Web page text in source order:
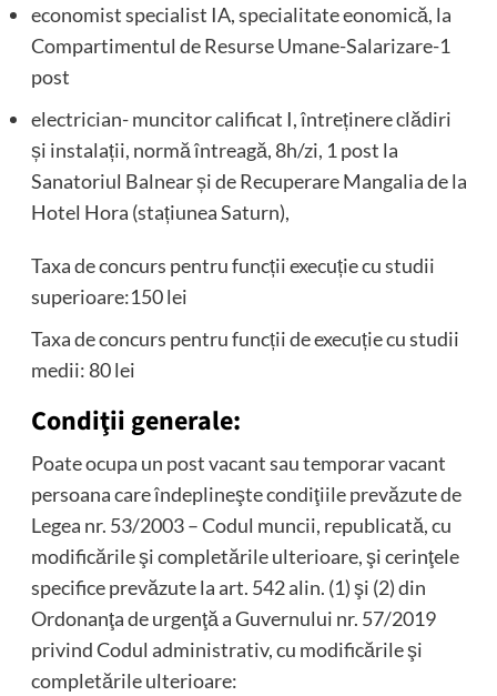
economist specialist IA, specialitate eonomică, la
Compartimentul de Resurse Umane-Salarizare-1
post
electrician- muncitor calificat I, întreținere clădiri
și instalații, normă întreagă, 8h/zi, 1 post la
Sanatoriul Balnear și de Recuperare Mangalia de la
Hotel Hora (stațiunea Saturn),
Taxa de concurs pentru funcții execuție cu studii
superioare:150 lei
Taxa de concurs pentru funcții de execuție cu studii
medii: 80 lei
Condiţii generale:
Poate ocupa un post vacant sau temporar vacant
persoana care îndeplineşte condiţiile prevăzute de
Legea nr. 53/2003 – Codul muncii, republicată, cu
modificările şi completările ulterioare, şi cerinţele
specifice prevăzute la art. 542 alin. (1) şi (2) din
Ordonanţa de urgenţă a Guvernului nr. 57/2019
privind Codul administrativ, cu modificările şi
completările ulterioare: